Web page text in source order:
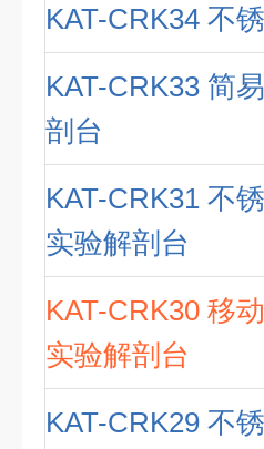
KAT-CRK34 不
KAT-CRK33 简
剖台
KAT-CRK31 不
实验解剖台
KAT-CRK30 移
实验解剖台
KAT-CRK29 不